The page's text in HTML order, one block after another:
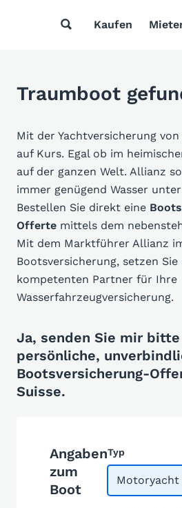
Kaufen
Traumboot
Mit der Yachtversicherung
auf Kurs. Egal ob im
auf der ganzen Welt. Allianz
immer genügend Wasser
Bestellen Sie direkt eine
Offerte mittels dem
Mit dem Marktführer Allianz
Bootsversicherung, setzen Sie
kompetenten Partner für Ihre
Wasserfahrzeugversicherung.
Ja, senden Sie mir
persönliche,
Bootsversicherung-
Suisse.
Angaben
zum
Boot
Typ
Motoryacht